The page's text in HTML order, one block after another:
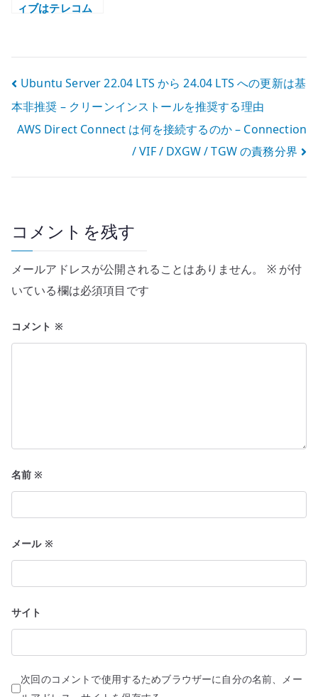
ィブはテレコム
考える通信基盤
投
稿
ナ
ビ
ー
シ
ョ
ン
Ubuntu Server 22.04 LTS から 24.04 LTS への更新は基
本非推奨 – クリーンインストールを推奨する理由
AWS Direct Connect は何を接続するのか – Connection
/ VIF / DXGW / TGW の責務分界
コメントを残す
メールアドレスが公開されることはありません。 ※が付
いている欄は必須項目です
コメント ※
名前※
メール ※
サイト
次回のコメントで使用するためブラウザーに自分の名前、メー